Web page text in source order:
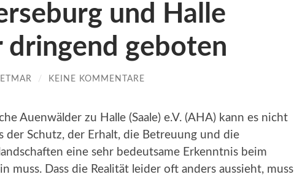
und Halle
dringend geboten
/ KEINE KOMMENTARE
Auenwälder zu Halle (Saale) e.V. (AHA) kann es nicht
der Schutz, der Erhalt, die Betreuung und die
eine sehr bedeutsame Erkenntnis beim
muss. Dass die Realität leider oft anders aussieht, muss